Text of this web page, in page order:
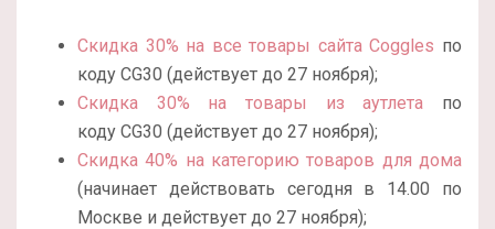
Скидка 30% на все товары сайта Coggles по
коду CG30 (действует до 27 ноября);
Скидка 30% на товары из аутлета по
коду CG30 (действует до 27 ноября);
Скидка 40% на категорию товаров для дома
(начинает действовать сегодня в 14.00 по
Москве и действует до 27 ноября);